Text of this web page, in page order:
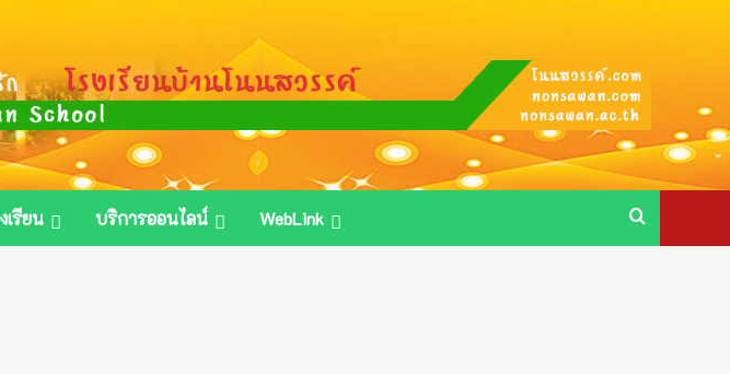
เรียน บริการออนไลน์ WebLink